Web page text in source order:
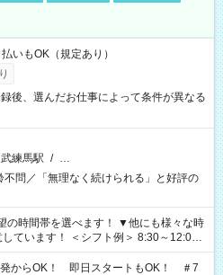
いもOK（規定あり）
後、選んだお仕事によって条件が異なる
練馬駅 / …
不問／「無理なく続けられる」と好評の
を選べます！ ▼他にも様々な時
ています！ ＜シフト例＞ 8:30～12:00
22:00～翌6:00 など
からOK！ 即日スタートもOK！ ＃7